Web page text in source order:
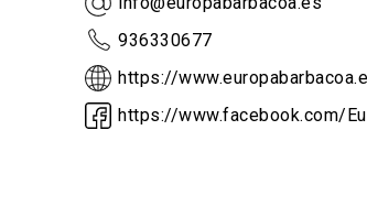
936330677
https://
https://www.facebook.com/